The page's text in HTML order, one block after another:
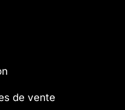
de vente